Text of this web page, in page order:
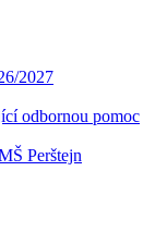
2027
odbornou pomoc
Perštejn